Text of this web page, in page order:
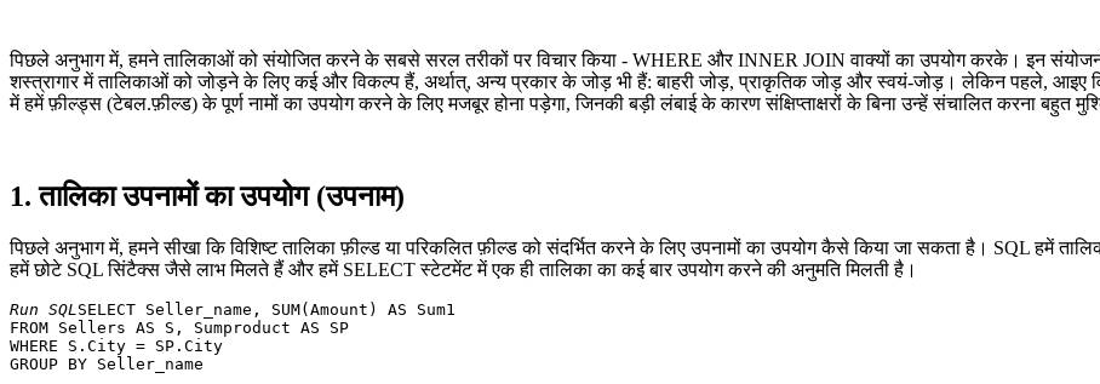
पिछले अनुभाग में, हमने तालिकाओं को संयोजित करने के सबसे सरल तरीकों पर विचार किया - WHERE और INNER JOIN वाक्यों का उपयोग करके। इन
शस्त्रागार में तालिकाओं को जोड़ने के लिए कई और विकल्प हैं, अर्थात्, अन्य प्रकार के जोड़ भी हैं: बाहरी जोड़, प्राकृतिक जोड़ और स्वयं-जोड़। लेकिन पहले, आइए
में हमें फ़ील्ड्स (टेबल.फ़ील्ड) के पूर्ण नामों का उपयोग करने के लिए मजबूर होना पड़ेगा, जिनकी बड़ी लंबाई के कारण संक्षिप्ताक्षरों के बिना उन्हें संचालित करना बहुत
1. तालिका उपनामों का उपयोग (उपनाम)
पिछले अनुभाग में, हमने सीखा कि विशिष्ट तालिका फ़ील्ड या परिकलित फ़ील्ड को संदर्भित करने के लिए उपनामों का उपयोग कैसे किया जा सकता है। SQL हमें
हमें छोटे SQL सिंटैक्स जैसे लाभ मिलते हैं और हमें SELECT स्टेटमेंट में एक ही तालिका का कई बार उपयोग करने की अनुमति मिलती है।
Run SQL SELECT Seller_name, SUM(Amount) AS Sum1
FROM Sellers AS S, Sumproduct AS SP
WHERE S.City = SP.City